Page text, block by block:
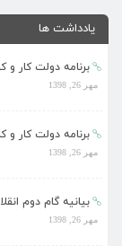
یادداشت ها
مهر 26, 1398
برنامه دولت کار و
مهر 26, 1398
برنامه دولت کار
مهر 26, 1398
بیانیه گام دوم
مهر 26, 1398